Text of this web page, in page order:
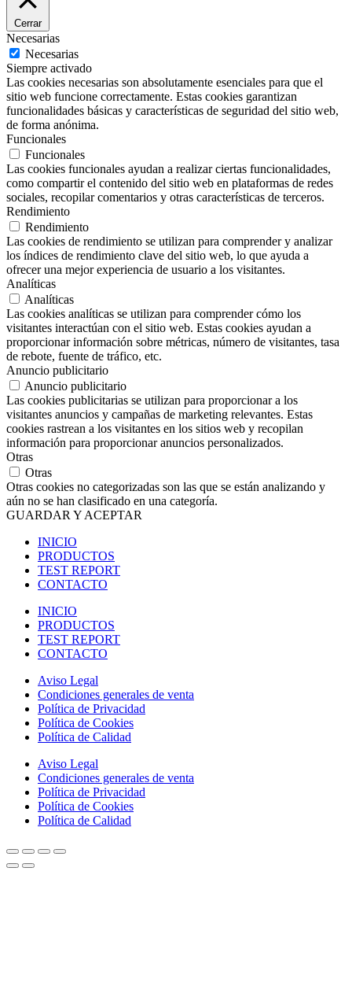
Cerrar
Necesarias
Necesarias
Siempre activado
Las cookies necesarias son absolutamente esenciales para que el
sitio web funcione correctamente. Estas cookies garantizan
funcionalidades básicas y características de seguridad del sitio web,
de forma anónima.
Funcionales
Funcionales
Las cookies funcionales ayudan a realizar ciertas funcionalidades,
como compartir el contenido del sitio web en plataformas de redes
sociales, recopilar comentarios y otras características de terceros.
Rendimiento
Rendimiento
Las cookies de rendimiento se utilizan para comprender y analizar
los índices de rendimiento clave del sitio web, lo que ayuda a
ofrecer una mejor experiencia de usuario a los visitantes.
Analíticas
Analíticas
Las cookies analíticas se utilizan para comprender cómo los
visitantes interactúan con el sitio web. Estas cookies ayudan a
proporcionar información sobre métricas, número de visitantes, tasa
de rebote, fuente de tráfico, etc.
Anuncio publicitario
Anuncio publicitario
Las cookies publicitarias se utilizan para proporcionar a los
visitantes anuncios y campañas de marketing relevantes. Estas
cookies rastrean a los visitantes en los sitios web y recopilan
información para proporcionar anuncios personalizados.
Otras
Otras
Otras cookies no categorizadas son las que se están analizando y
aún no se han clasificado en una categoría.
GUARDAR Y ACEPTAR
INICIO
PRODUCTOS
TEST REPORT
CONTACTO
INICIO
PRODUCTOS
TEST REPORT
CONTACTO
Aviso Legal
Condiciones generales de venta
Política de Privacidad
Política de Cookies
Política de Calidad
Aviso Legal
Condiciones generales de venta
Política de Privacidad
Política de Cookies
Política de Calidad